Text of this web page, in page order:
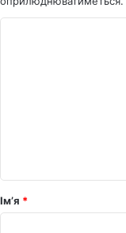
р
*
Ім’я *